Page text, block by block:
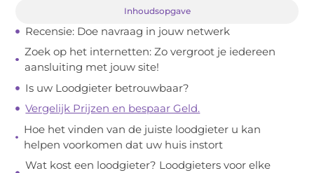
Inhoudsopgave
Recensie: Doe navraag in jouw netwerk
Zoek op het internetten: Zo vergroot je iedereen
aansluiting met jouw site!
Is uw Loodgieter betrouwbaar?
Vergelijk Prijzen en bespaar Geld.
Hoe het vinden van de juiste loodgieter u kan
helpen voorkomen dat uw huis instort
Wat kost een loodgieter? Loodgieters voor elke